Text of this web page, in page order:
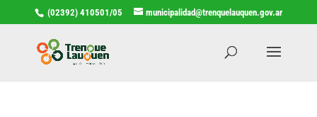
(02392) 410501/05 municipalidad@trenquelauquen.gov.ar